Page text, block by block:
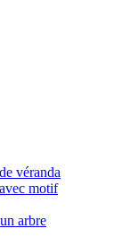
véranda
motif
arbre